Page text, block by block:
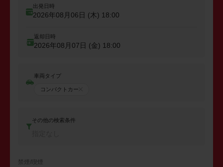
出発日時
2026年08月06日 (木) 18:00
返却日時
2026年08月07日 (金) 18:00
車両タイプ
コンパクトカー
その他の検索条件
禁煙/喫煙